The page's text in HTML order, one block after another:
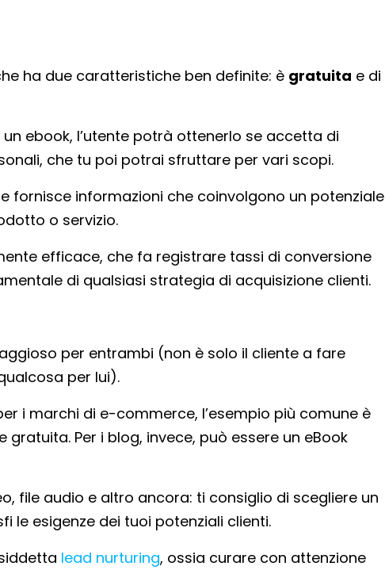
ha due caratteristiche ben definite: è gratuita e di
ebook, l’utente potrà ottenerlo se accetta di
che tu poi potrai sfruttare per vari scopi.
fornisce informazioni che coinvolgono un potenziale
o servizio.
efficace, che fa registrare tassi di conversione
di qualsiasi strategia di acquisizione clienti.
per entrambi (non è solo il cliente a fare
per lui).
i marchi di e-commerce, l’esempio più comune è
Per i blog, invece, può essere un eBook
file audio e altro ancora: ti consiglio di scegliere un
le esigenze dei tuoi potenziali clienti.
lead nurturing, ossia curare con attenzione